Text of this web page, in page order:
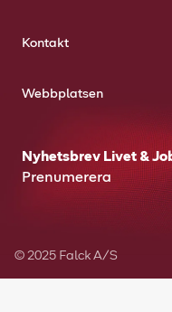
Kontakt
Webbplatsen
Nyhetsbrev Livet &
Prenumerera
© 2025 Falck A/S